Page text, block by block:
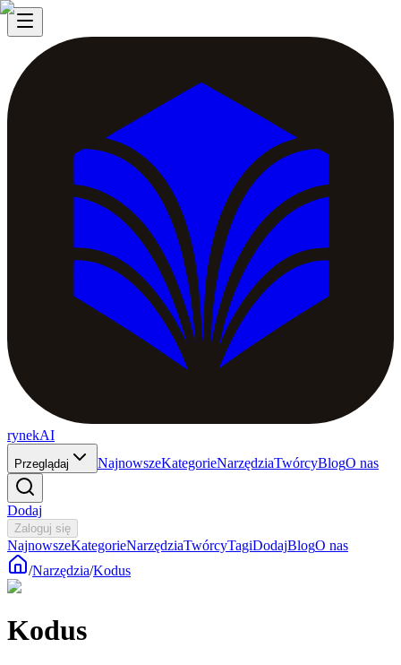
rynekAI
Przeglądaj NajnowszeKategorieNarzędziaTwórcyBlogO nas
Dodaj
Zaloguj się
NajnowszeKategorieNarzędziaTwórcyTagiDodajBlogO nas
/Narzędzia/Kodus
Kodus